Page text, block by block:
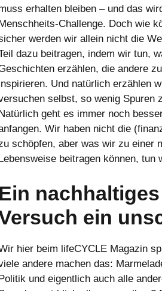
erhalten bleiben – und das
Challenge. Doch wie
werden wir allein nicht die
dazu beitragen, indem wir tun,
erzählen, die andere
Und natürlich erzählen
selbst, so wenig Spuren
geht es immer noch
Wir haben nicht die
schöpfen, aber was wir zu einer
beitragen können, tun
Ein
ein
hier beim lifeCYCLE Magazin
andere machen das:
Politik und eigentlich auch alle